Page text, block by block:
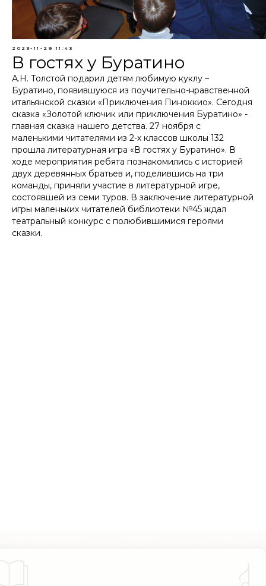
2023-11-29 11:43
В гостях у Буратино
А.Н. Толстой подарил детям любимую куклу –
Буратино, появившуюся из поучительно-нравственной
итальянской сказки «Приключения Пиноккио». Сегодня
сказка «Золотой ключик или приключения Буратино» -
главная сказка нашего детства. 27 ноября с
маленькими читателями из 2-х классов школы 132
прошла литературная игра «В гостях у Буратино». В
ходе мероприятия ребята познакомились с историей
двух деревянных братьев и, поделившись на три
команды, приняли участие в литературной игре,
состоявшей из семи туров. В заключение литературной
игры маленьких читателей библиотеки №45 ждал
театральный конкурс с полюбившимися героями
сказки.